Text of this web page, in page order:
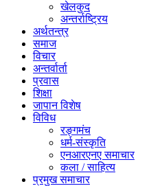
खेलकुद
अन्तर्राष्ट्रिय
अर्थतन्त्र
समाज
विचार
अन्तर्वार्ता
प्रवास
शिक्षा
जापान विशेष
विविध
रङ्गमंच
धर्म-संस्कृति
एनआरएनए समाचार
कला / साहित्य
प्रमुख समाचार